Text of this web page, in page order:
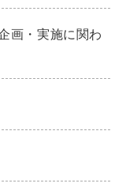
画・実施に関わ